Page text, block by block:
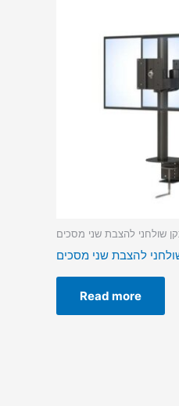
שולחני להצבת שני מסכים
להצבת שני מסכים
Read more